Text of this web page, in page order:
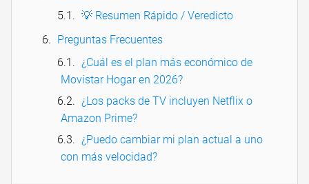
💡 Resumen Rápido / Veredicto
Preguntas Frecuentes
¿Cuál es el plan más económico de
Movistar Hogar en 2026?
¿Los packs de TV incluyen Netflix o
Amazon Prime?
¿Puedo cambiar mi plan actual a uno
con más velocidad?